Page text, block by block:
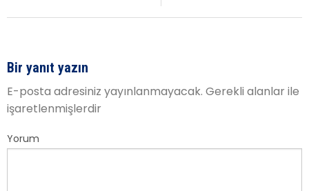
Bir yanıt yazın
E-posta adresiniz yayınlanmayacak. Gerekli alanlar ile
işaretlenmişlerdir
Yorum